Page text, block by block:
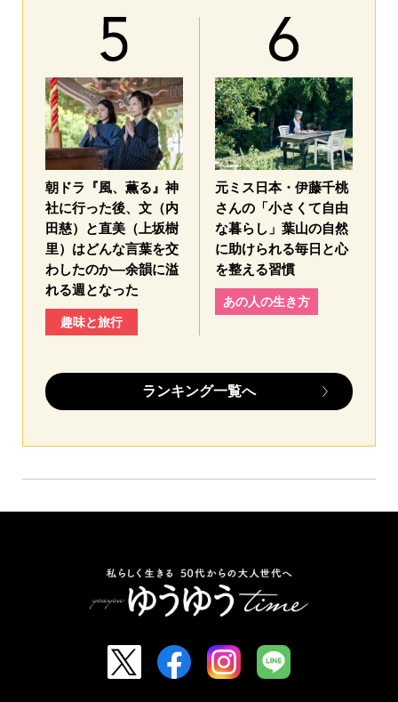
朝ドラ『風、薫る』神
社に行った後、文（内
田慈）と直美（上坂樹
里）はどんな言葉を交
わしたのか—余韻に溢
れる週となった
趣味と旅行
元ミス日本・伊藤千桃
さんの「小さくて自由
な暮らし」葉山の自然
に助けられる毎日と心
を整える習慣
あの人の生き方
ランキング一覧へ